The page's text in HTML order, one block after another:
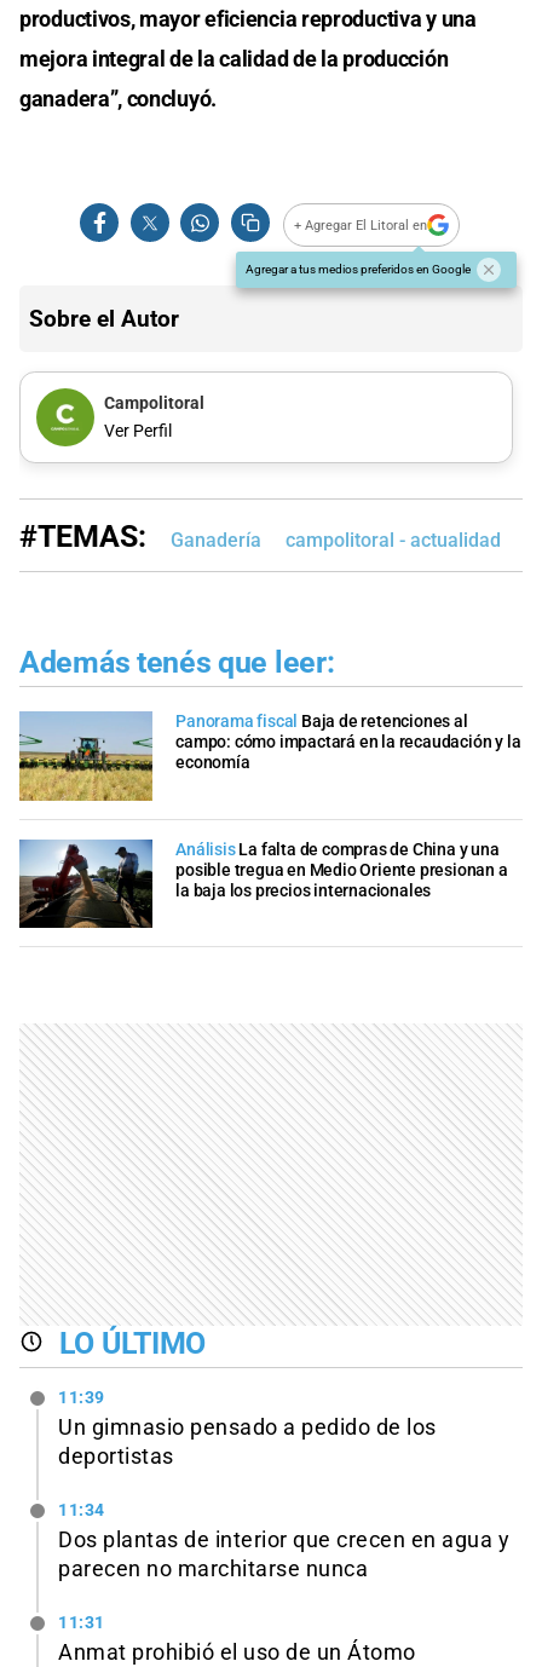
productivos, mayor eficiencia reproductiva y una
mejora integral de la calidad de la producción
ganadera”, concluyó.
+ Agregar El Litoral en
Agregar a tus medios preferidos en Google
Sobre el Autor
Campolitoral
Ver Perfil
#TEMAS: Ganadería campolitoral - actualidad
Además tenés que leer:
Panorama fiscal Baja de retenciones al
campo: cómo impactará en la recaudación y la
economía
Análisis La falta de compras de China y una
posible tregua en Medio Oriente presionan a
la baja los precios internacionales
LO ÚLTIMO
11:39
Un gimnasio pensado a pedido de los
deportistas
11:34
Dos plantas de interior que crecen en agua y
parecen no marchitarse nunca
11:31
Anmat prohibió el uso de un Átomo